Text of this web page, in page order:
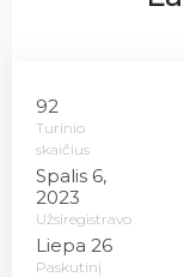
92
Turinio
skaičius
Spalis 6,
2023
Užsiregistravo
Liepa 26
Paskutinį